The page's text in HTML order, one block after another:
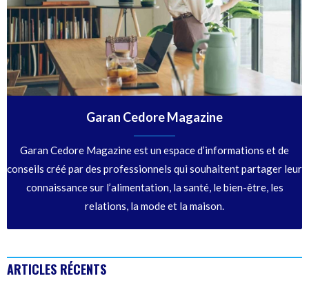
Garan Cedore Magazine
Garan Cedore Magazine est un espace d’informations et de
conseils créé par des professionnels qui souhaitent partager leur
connaissance sur l’alimentation, la santé, le bien-être, les
relations, la mode et la maison.
ARTICLES RÉCENTS